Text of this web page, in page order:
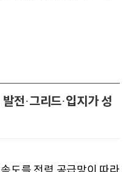
전·그리드·입지가 성